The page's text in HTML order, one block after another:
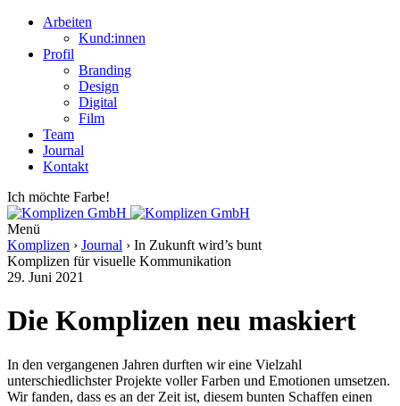
Arbeiten
Kund:innen
Profil
Branding
Design
Digital
Film
Team
Journal
Kontakt
Ich möchte Farbe!
Menü
Komplizen › Journal › In Zukunft wird’s bunt
Komplizen für visuelle Kommunikation
29. Juni 2021
Die Komplizen neu maskiert
In den vergangenen Jahren durften wir eine Vielzahl
unterschiedlichster Projekte voller Farben und Emotionen umsetzen.
Wir fanden, dass es an der Zeit ist, diesem bunten Schaffen einen